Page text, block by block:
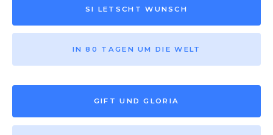
SI LETSCHT WUNSCH
IN 80 TAGEN UM DIE WELT
GIFT UND GLORIA